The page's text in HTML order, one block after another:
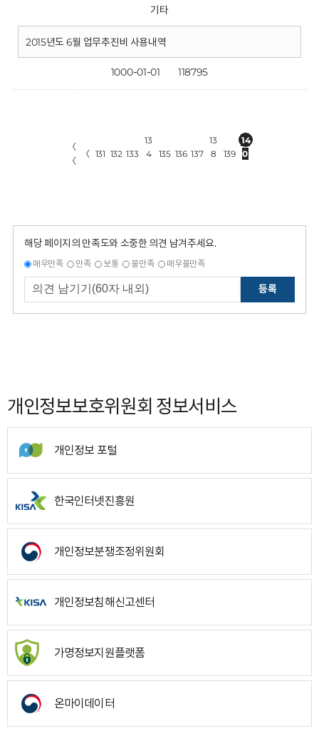
기타
2015년도 6월 업무추진비 사용내역
1000-01-01 118795
〈
〈
〈 131 132 133
13
4
135 136 137
13
8
139
14
0
해당 페이지의 만족도와 소중한 의견 남겨주세요.
매우만족 만족 보통 불만족 매우불만족
등록
개인정보보호위원회 정보서비스
개인정보 포털
한국인터넷진흥원
개인정보분쟁조정위원회
개인정보침해신고센터
가명정보지원플랫폼
온마이데이터